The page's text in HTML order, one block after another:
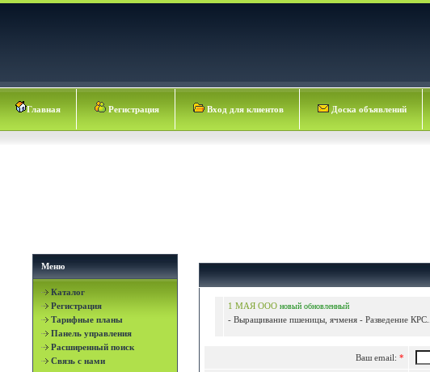
Главная Регистрация Вход для клиентов Доска объявлений
Меню
Каталог
Регистрация
Тарифные планы
Панель управления
Расширенный поиск
Связь с нами
1 МАЯ ООО новый обновленный
- Выращивание пшеницы, ячменя - Разведение КРС...
Ваш email: *